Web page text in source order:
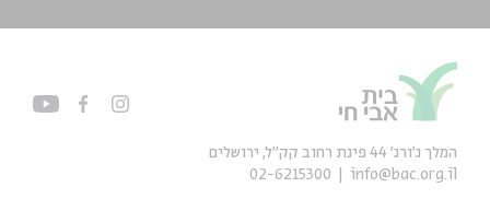
המלך ג'ורג' 44 פינת רחוב קק״ל, ירושלים
info@bac.org.il
02-6215300